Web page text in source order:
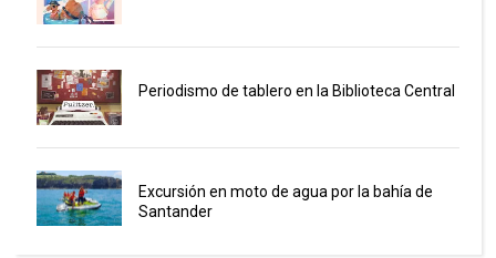
Periodismo de tablero en la Biblioteca Central
Excursión en moto de agua por la bahía de
Santander